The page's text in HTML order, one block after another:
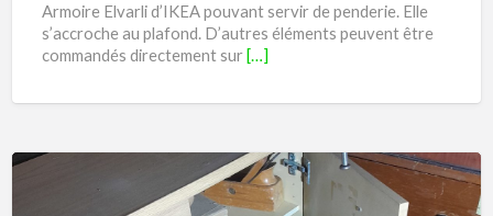
Armoire Elvarli d’IKEA pouvant servir de penderie. Elle
s’accroche au plafond. D’autres éléments peuvent être
commandés directement sur[…]